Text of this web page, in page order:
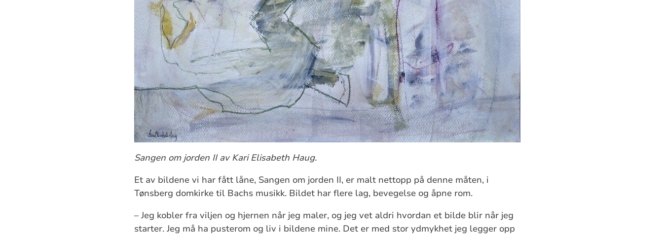
Sangen om jorden II av Kari Elisabeth Haug.
Et av bildene vi har fått låne, Sangen om jorden II, er malt nettopp på denne måten, i
Tønsberg domkirke til Bachs musikk. Bildet har flere lag, bevegelse og åpne rom.
– Jeg kobler fra viljen og hjernen når jeg maler, og jeg vet aldri hvordan et bilde blir når jeg
starter. Jeg må ha pusterom og liv i bildene mine. Det er med stor ydmykhet jeg legger opp